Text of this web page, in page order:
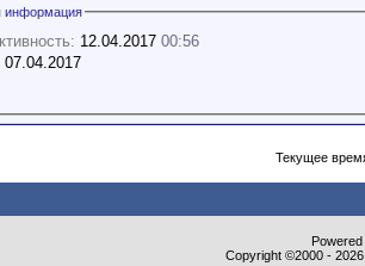
информация
12.04.2017 00:56
07.04.2017
Текущее
Copyright ©2000 -